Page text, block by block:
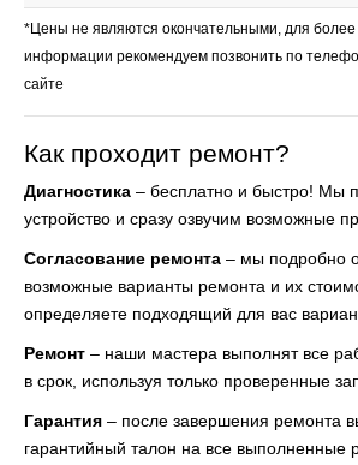
*Цены не являются окончательными, для
информации рекомендуем позвонить по
сайте
Как проходит ремонт?
Диагностика – бесплатно и быстро! Мы
устройство и сразу озвучим возможные
Согласование ремонта – мы подробно
возможные варианты ремонта и их
определяете подходящий для вас
Ремонт – наши мастера выполнят все
в срок, используя только проверенные
Гарантия – после завершения ремонта
гарантийный талон на все выполненные